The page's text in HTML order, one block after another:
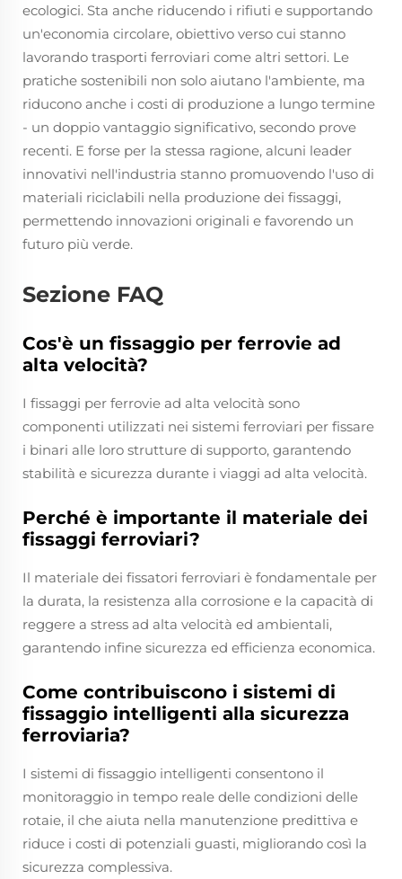
ecologici. Sta anche riducendo i rifiuti e supportando
un'economia circolare, obiettivo verso cui stanno
lavorando trasporti ferroviari come altri settori. Le
pratiche sostenibili non solo aiutano l'ambiente, ma
riducono anche i costi di produzione a lungo termine
- un doppio vantaggio significativo, secondo prove
recenti. E forse per la stessa ragione, alcuni leader
innovativi nell'industria stanno promuovendo l'uso di
materiali riciclabili nella produzione dei fissaggi,
permettendo innovazioni originali e favorendo un
futuro più verde.
Sezione FAQ
Cos'è un fissaggio per ferrovie ad
alta velocità?
I fissaggi per ferrovie ad alta velocità sono
componenti utilizzati nei sistemi ferroviari per fissare
i binari alle loro strutture di supporto, garantendo
stabilità e sicurezza durante i viaggi ad alta velocità.
Perché è importante il materiale dei
fissaggi ferroviari?
Il materiale dei fissatori ferroviari è fondamentale per
la durata, la resistenza alla corrosione e la capacità di
reggere a stress ad alta velocità ed ambientali,
garantendo infine sicurezza ed efficienza economica.
Come contribuiscono i sistemi di
fissaggio intelligenti alla sicurezza
ferroviaria?
I sistemi di fissaggio intelligenti consentono il
monitoraggio in tempo reale delle condizioni delle
rotaie, il che aiuta nella manutenzione predittiva e
riduce i costi di potenziali guasti, migliorando così la
sicurezza complessiva.